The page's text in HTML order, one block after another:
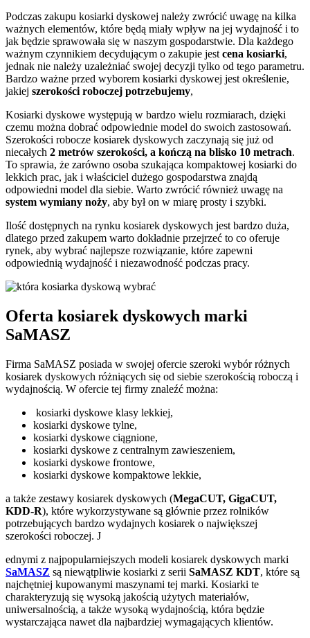
Podczas zakupu kosiarki dyskowej należy zwrócić uwagę na kilka
ważnych elementów, które będą miały wpływ na jej wydajność i to
jak będzie sprawowała się w naszym gospodarstwie. Dla każdego
ważnym czynnikiem decydującym o zakupie jest cena kosiarki,
jednak nie należy uzależniać swojej decyzji tylko od tego parametru.
Bardzo ważne przed wyborem kosiarki dyskowej jest określenie,
jakiej szerokości roboczej potrzebujemy,
Kosiarki dyskowe występują w bardzo wielu rozmiarach, dzięki
czemu można dobrać odpowiednie model do swoich zastosowań.
Szerokości robocze kosiarek dyskowych zaczynają się już od
niecałych 2 metrów szerokości, a kończą na blisko 10 metrach.
To sprawia, że zarówno osoba szukająca kompaktowej kosiarki do
lekkich prac, jak i właściciel dużego gospodarstwa znajdą
odpowiedni model dla siebie. Warto zwrócić również uwagę na
system wymiany noży, aby był on w miarę prosty i szybki.
Ilość dostępnych na rynku kosiarek dyskowych jest bardzo duża,
dlatego przed zakupem warto dokładnie przejrzeć to co oferuje
rynek, aby wybrać najlepsze rozwiązanie, które zapewni
odpowiednią wydajność i niezawodność podczas pracy.
Oferta kosiarek dyskowych marki
SaMASZ
Firma SaMASZ posiada w swojej ofercie szeroki wybór różnych
kosiarek dyskowych różniących się od siebie szerokością roboczą i
wydajnością. W ofercie tej firmy znaleźć można:
kosiarki dyskowe klasy lekkiej,
kosiarki dyskowe tylne,
kosiarki dyskowe ciągnione,
kosiarki dyskowe z centralnym zawieszeniem,
kosiarki dyskowe frontowe,
kosiarki dyskowe kompaktowe lekkie,
a także zestawy kosiarek dyskowych (MegaCUT, GigaCUT,
KDD-R), które wykorzystywane są głównie przez rolników
potrzebujących bardzo wydajnych kosiarek o największej
szerokości roboczej. J
ednymi z najpopularniejszych modeli kosiarek dyskowych marki
SaMASZ są niewątpliwie kosiarki z serii SaMASZ KDT, które są
najchętniej kupowanymi maszynami tej marki. Kosiarki te
charakteryzują się wysoką jakością użytych materiałów,
uniwersalnością, a także wysoką wydajnością, która będzie
wystarczająca nawet dla najbardziej wymagających klientów.